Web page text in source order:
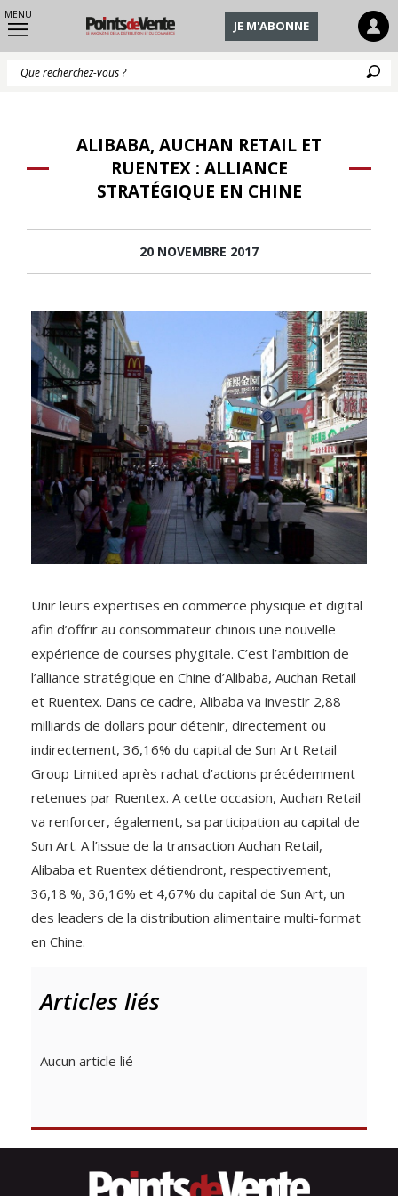
MENU
JE M'ABONNE
ALIBABA, AUCHAN RETAIL ET
RUENTEX : ALLIANCE
STRATÉGIQUE EN CHINE
20 NOVEMBRE 2017
Unir leurs expertises en commerce physique et digital
afin d’offrir au consommateur chinois une nouvelle
expérience de courses phygitale. C’est l’ambition de
l’alliance stratégique en Chine d’Alibaba, Auchan Retail
et Ruentex. Dans ce cadre, Alibaba va investir 2,88
milliards de dollars pour détenir, directement ou
indirectement, 36,16% du capital de Sun Art Retail
Group Limited après rachat d’actions précédemment
retenues par Ruentex. A cette occasion, Auchan Retail
va renforcer, également, sa participation au capital de
Sun Art. A l’issue de la transaction Auchan Retail,
Alibaba et Ruentex détiendront, respectivement,
36,18 %, 36,16% et 4,67% du capital de Sun Art, un
des leaders de la distribution alimentaire multi-format
en Chine.
Articles liés
Aucun article lié